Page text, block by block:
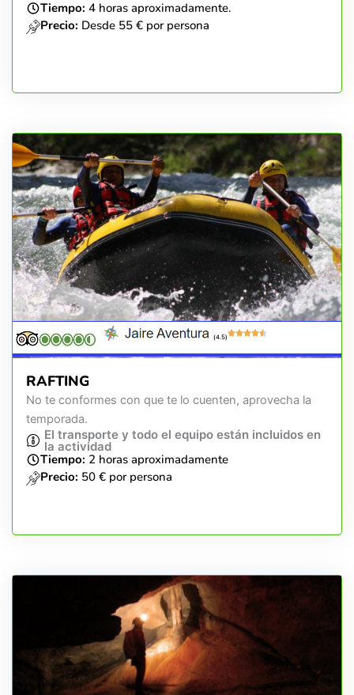
Tiempo: 4 horas aproximadamente.
Precio: Desde 55 € por persona
(4.5)
RAFTING
No te conformes con que te lo cuenten, aprovecha la
temporada.
El transporte y todo el equipo están incluidos en
la actividad
Tiempo: 2 horas aproximadamente
Precio: 50 € por persona